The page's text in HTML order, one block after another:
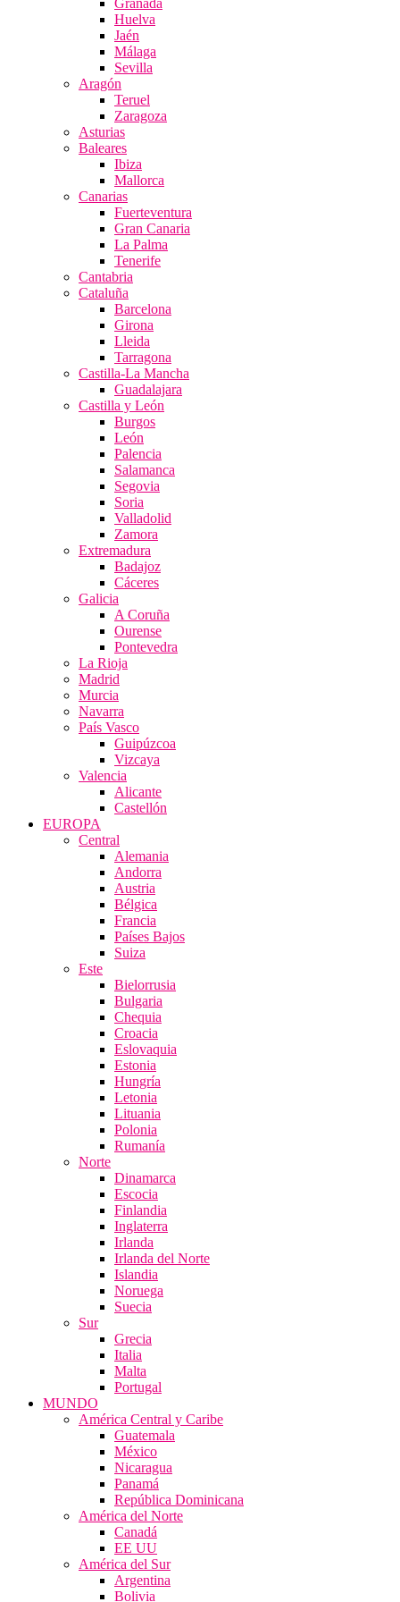
Granada
Huelva
Jaén
Málaga
Sevilla
Aragón
Teruel
Zaragoza
Asturias
Baleares
Ibiza
Mallorca
Canarias
Fuerteventura
Gran Canaria
La Palma
Tenerife
Cantabria
Cataluña
Barcelona
Girona
Lleida
Tarragona
Castilla-La Mancha
Guadalajara
Castilla y León
Burgos
León
Palencia
Salamanca
Segovia
Soria
Valladolid
Zamora
Extremadura
Badajoz
Cáceres
Galicia
A Coruña
Ourense
Pontevedra
La Rioja
Madrid
Murcia
Navarra
País Vasco
Guipúzcoa
Vizcaya
Valencia
Alicante
Castellón
EUROPA
Central
Alemania
Andorra
Austria
Bélgica
Francia
Países Bajos
Suiza
Este
Bielorrusia
Bulgaria
Chequia
Croacia
Eslovaquia
Estonia
Hungría
Letonia
Lituania
Polonia
Rumanía
Norte
Dinamarca
Escocia
Finlandia
Inglaterra
Irlanda
Irlanda del Norte
Islandia
Noruega
Suecia
Sur
Grecia
Italia
Malta
Portugal
MUNDO
América Central y Caribe
Guatemala
México
Nicaragua
Panamá
República Dominicana
América del Norte
Canadá
EE UU
América del Sur
Argentina
Bolivia